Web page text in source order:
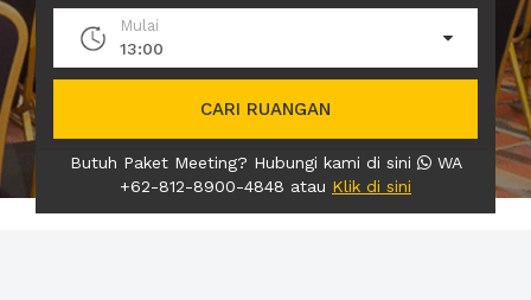
Mulai
13:00
CARI RUANGAN
Butuh Paket Meeting? Hubungi kami di sini
WA
+62-812-8900-4848 atau Klik di sini